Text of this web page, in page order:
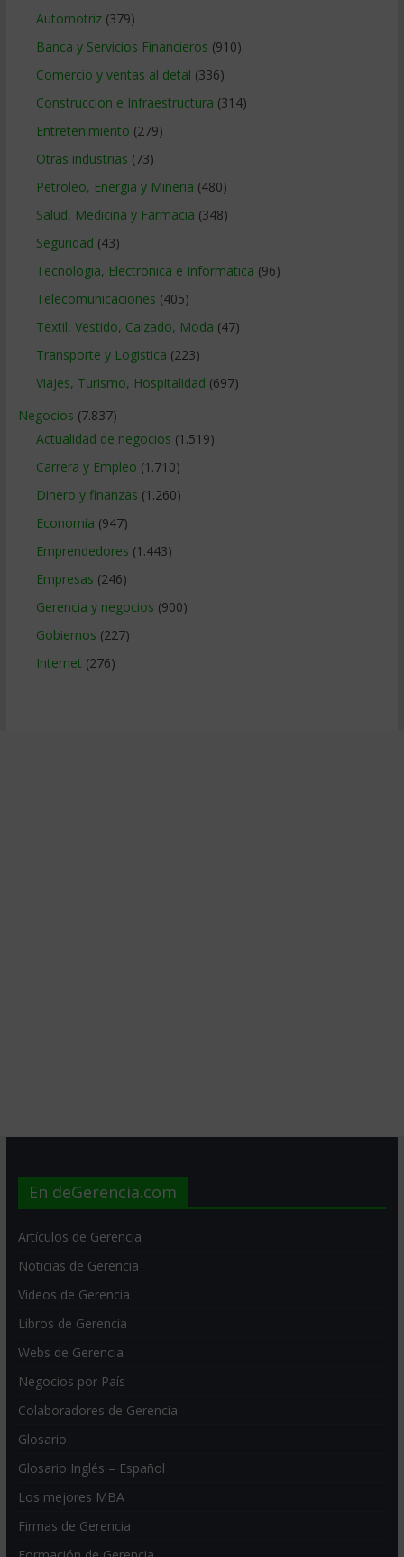
Automotriz(379)
Banca y Servicios Financieros (910)
Comercio y ventas al detal (336)
Construccion e Infraestructura (314)
Entretenimiento (279)
Otras industrias (73)
Petroleo, Energia y Mineria (480)
Salud, Medicina y Farmacia (348)
Seguridad (43)
Tecnologia, Electronica e Informatica (96)
Telecomunicaciones (405)
Textil, Vestido, Calzado, Moda (47)
Transporte y Logistica (223)
Viajes, Turismo, Hospitalidad (697)
Negocios (7.837)
Actualidad de negocios (1.519)
Carrera y Empleo (1.710)
Dinero y finanzas (1.260)
Economía (947)
Emprendedores (1.443)
Empresas (246)
Gerencia y negocios (900)
Gobiernos (227)
Internet (276)
En deGerencia.com
Artículos de Gerencia
Noticias de Gerencia
Videos de Gerencia
Libros de Gerencia
Webs de Gerencia
Negocios por País
Colaboradores de Gerencia
Glosario
Glosario Inglés – Español
Los mejores MBA
Firmas de Gerencia